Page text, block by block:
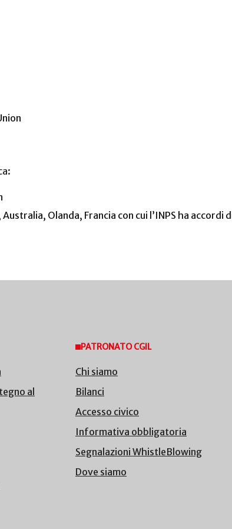
Olanda, Francia con cui l’INPS ha accordi
al
PATRONATO CGIL
Chi siamo
Bilanci
Accesso civico
Informativa obbligatoria
Segnalazioni WhistleBlowing
Dove siamo